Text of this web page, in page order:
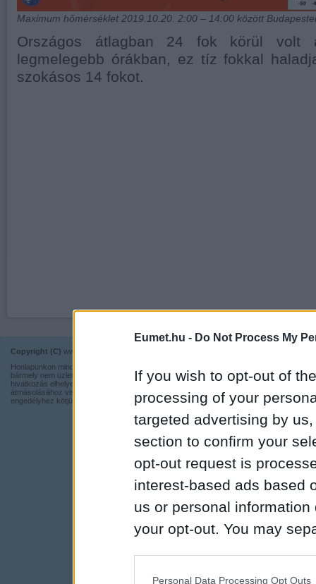
Eumet.hu - Do Not Process My
If you wish to opt-out of
processing of your
targeted advertising by
section to confirm your
opt-out request is
interest-based ads based
us or personal
your opt-out. You may
Personal Data Processing Opt Outs
Maximum hőmérséklet 2019.10.20. 2:00 – 14:00 között
Országos átlagban 24 fok körül volt
legmelegebb órákban, ez tíz fokkal
szokásos 14 fokot.
Copyright (C) www.eumet.hu Minden jog fenntartva.
Honlapunkon minden információ szabadon és ingyen használható,
bármely nem üzleti tevékenységhez a forrás pontos megjelölésével,
hivatkozás elhelyezésével. Részeinek más honlapra történő
átmásolásához viszont nem járulunk hozzá, illetve írásos
engedélyhez kötjük.
Kapcsolat